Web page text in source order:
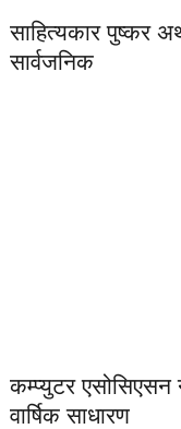
साहित्यकार पुष्कर
सार्वजनिक
कम्प्युटर एसोसिएसन
वार्षिक साधारण